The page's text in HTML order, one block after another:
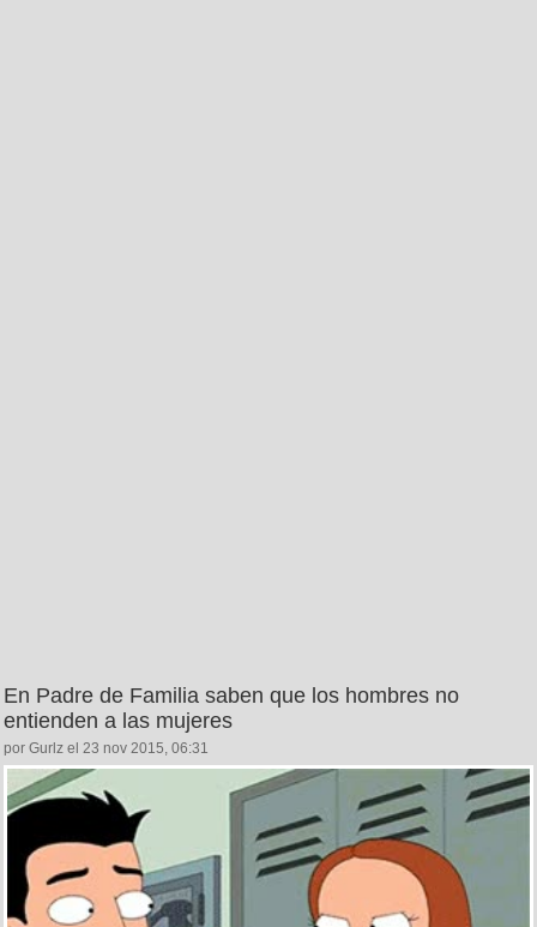
En Padre de Familia saben que los hombres no
entienden a las mujeres
por Gurlz el 23 nov 2015, 06:31